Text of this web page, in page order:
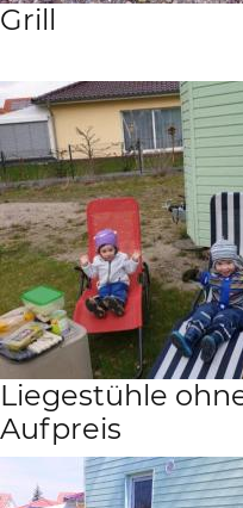
Grill
Liegestühle
Aufpreis